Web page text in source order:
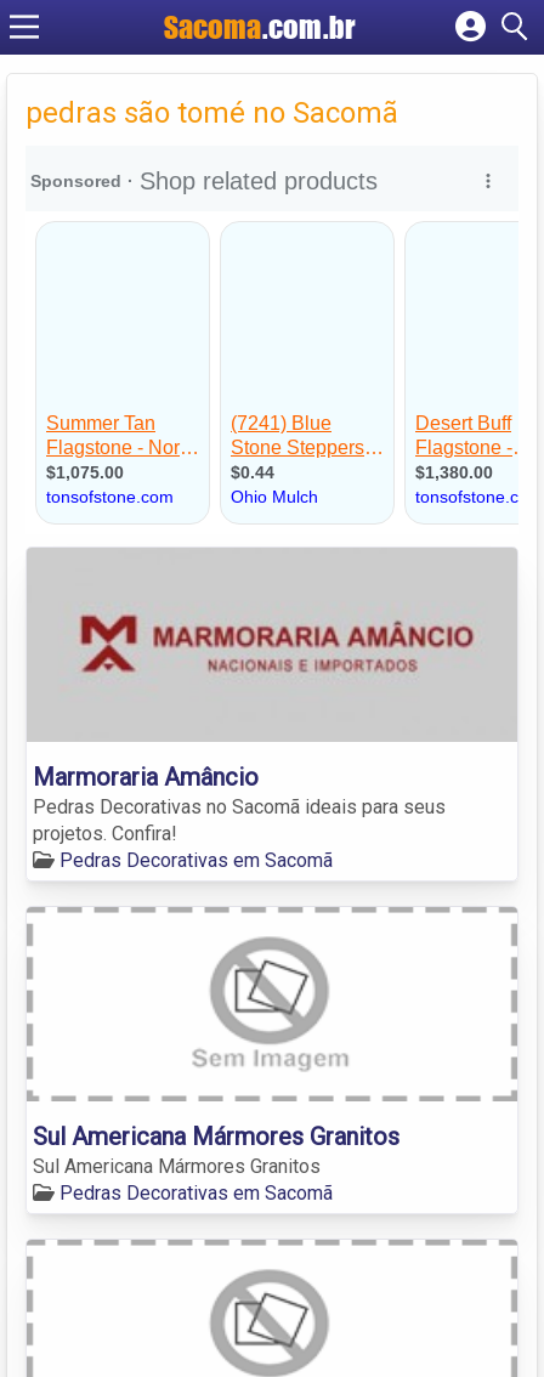
Sacoma.com.br
Cadastrar empresa
Criar conta
pedras são tomé no Sacomã
Marmoraria Amâncio
Pedras Decorativas no Sacomã ideais para seus
projetos. Confira!
Pedras Decorativas em Sacomã
Sul Americana Mármores Granitos
Sul Americana Mármores Granitos
Pedras Decorativas em Sacomã